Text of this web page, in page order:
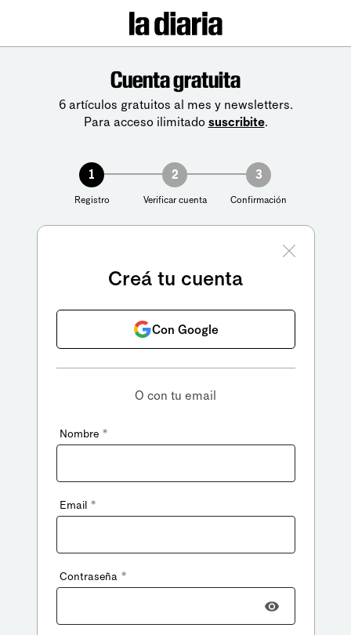
Cuenta gratuita
6 artículos gratuitos al mes y newsletters.
Para acceso ilimitado suscribite.
1
Registro
2
Verificar cuenta
3
Confirmación
Creá tu cuenta
Con Google
O con tu email
Nombre *
Email *
Contraseña *